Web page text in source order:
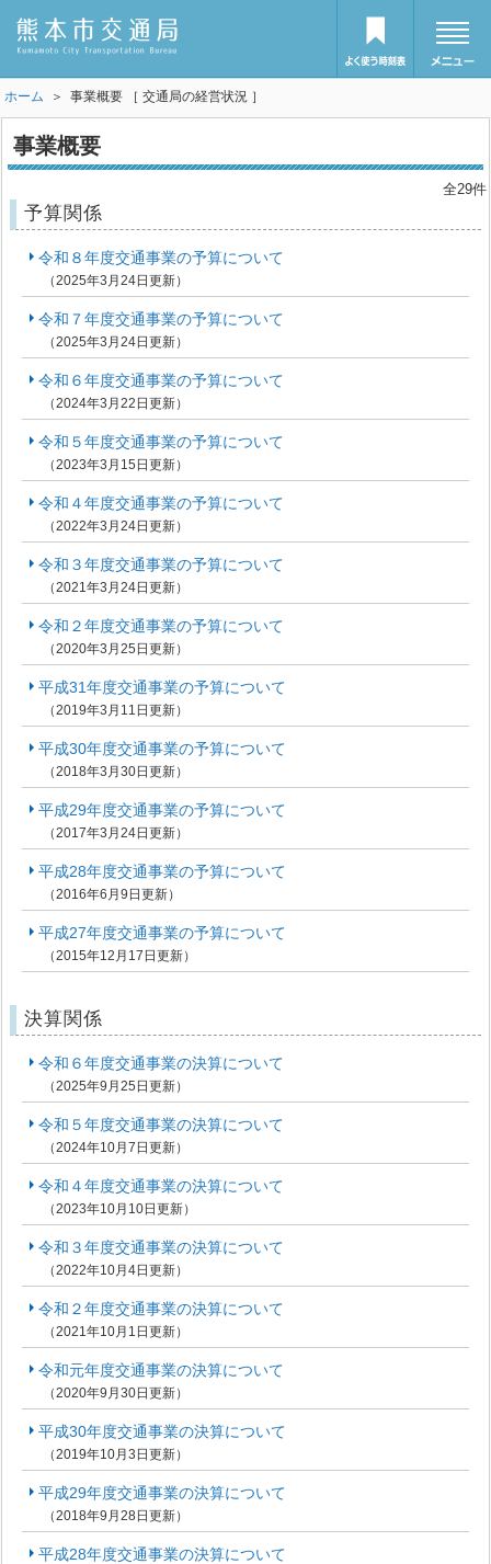
ホーム ＞ 事業概要 ［ 交通局の経営状況 ］
事業概要
全29件
予算関係
令和８年度交通事業の予算について
（2025年3月24日更新）
令和７年度交通事業の予算について
（2025年3月24日更新）
令和６年度交通事業の予算について
（2024年3月22日更新）
令和５年度交通事業の予算について
（2023年3月15日更新）
令和４年度交通事業の予算について
（2022年3月24日更新）
令和３年度交通事業の予算について
（2021年3月24日更新）
令和２年度交通事業の予算について
（2020年3月25日更新）
平成31年度交通事業の予算について
（2019年3月11日更新）
平成30年度交通事業の予算について
（2018年3月30日更新）
平成29年度交通事業の予算について
（2017年3月24日更新）
平成28年度交通事業の予算について
（2016年6月9日更新）
平成27年度交通事業の予算について
（2015年12月17日更新）
決算関係
令和６年度交通事業の決算について
（2025年9月25日更新）
令和５年度交通事業の決算について
（2024年10月7日更新）
令和４年度交通事業の決算について
（2023年10月10日更新）
令和３年度交通事業の決算について
（2022年10月4日更新）
令和２年度交通事業の決算について
（2021年10月1日更新）
令和元年度交通事業の決算について
（2020年9月30日更新）
平成30年度交通事業の決算について
（2019年10月3日更新）
平成29年度交通事業の決算について
（2018年9月28日更新）
平成28年度交通事業の決算について